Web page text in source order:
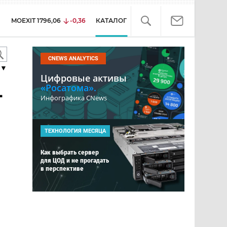
MOEXIT 1796,06 -0,36 КАТАЛОГ
▼
CNEWS ANALYTICS
Цифровые активы
«Росатома».
Инфографика CNews
ТЕХНОЛОГИЯ МЕСЯЦА
Как выбрать сервер
для ЦОД и не прогадать
в перспективе